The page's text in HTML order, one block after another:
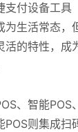
支付设备工具
生活常态
的特性，
、智能
则集成